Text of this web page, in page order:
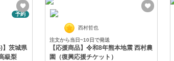
予約
】茨城県
級梨
西村哲也
注文から当日~10日で発送
【応援商品】令和8年熊本地震 西村農
園（復興応援チケット）